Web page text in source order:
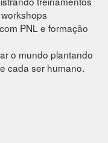
PNL e formação
o mundo plantando
cada ser humano.